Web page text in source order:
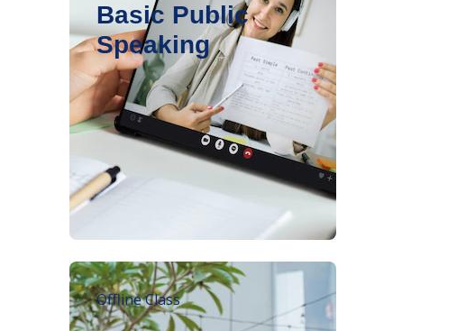
Basic Public
Speaking
Offline Class